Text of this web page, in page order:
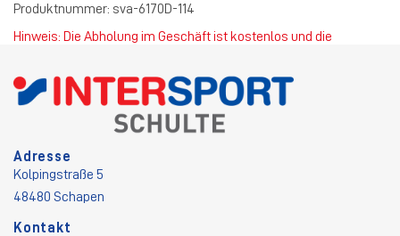
Produktnummer: sva-6170D-114
Hinweis: Die Abholung im Geschäft ist kostenlos und die
Adresse
Kolpingstraße 5
48480 Schapen
Kontakt